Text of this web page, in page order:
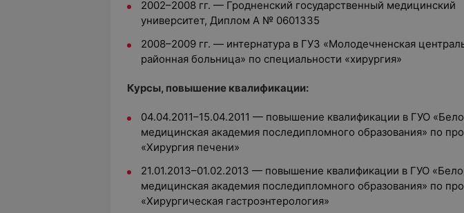
2002–2008 гг. — Гродненский государственный медицинский
университет, Диплом A № 0601335
2008–2009 гг. — интернатура в ГУЗ «Молодечненская
районная больница» по специальности «хирургия»
Курсы, повышение квалификации:
04.04.2011–15.04.2011 — повышение квалификации в ГУО
медицинская академия последипломного образования» по
«Хирургия печени»
21.01.2013–01.02.2013 — повышение квалификации в ГУО
медицинская академия последипломного образования» по
«Хирургическая гастроэнтерология»